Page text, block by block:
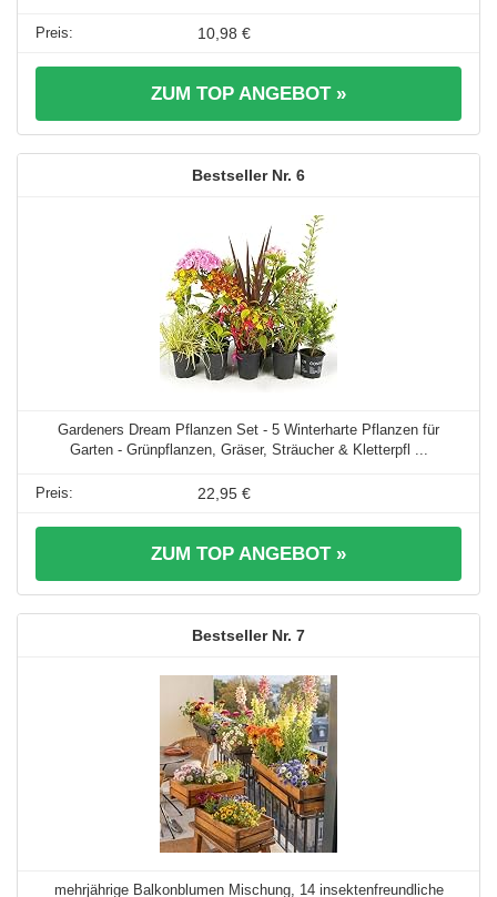
10,98 €
ZUM TOP ANGEBOT »
6
Gardeners Dream Pflanzen Set - 5 Winterharte Pflanzen für
Garten - Grünpflanzen, Gräser, Sträucher & Kletterpfl ...
22,95 €
ZUM TOP ANGEBOT »
7
mehrjährige Balkonblumen Mischung, 14 insektenfreundliche